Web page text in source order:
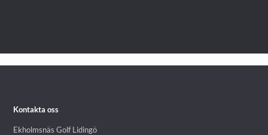
Kontakta oss
Ekholmsnäs Golf Lidingö